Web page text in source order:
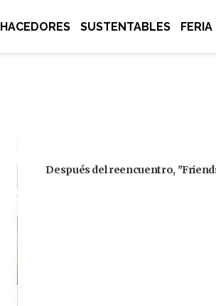
HACEDORES SUSTENTABLES
Después del reencuentro,